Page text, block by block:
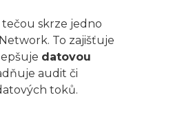
skrze jedno
To zajišťuje
datovou
audit či
toků.